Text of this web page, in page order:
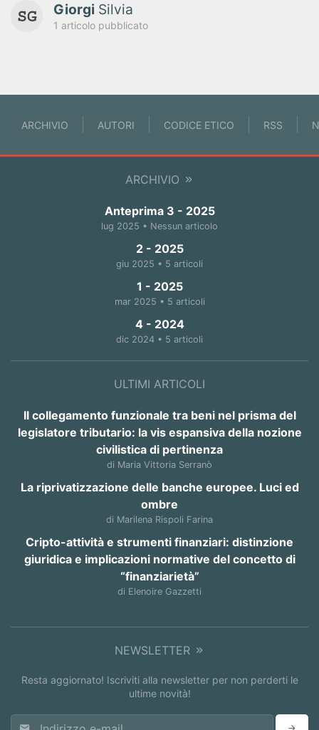
Giorgi Silvia
1 articolo pubblicato
ARCHIVIO AUTORI CODICE ETICO RSS
ARCHIVIO
Anteprima 3 - 2025
lug 2025 • Nessun articolo
2 - 2025
giu 2025 • 5 articoli
1 - 2025
mar 2025 • 5 articoli
4 - 2024
dic 2024 • 5 articoli
ULTIMI ARTICOLI
Il collegamento funzionale tra beni nel prisma del
legislatore tributario: la vis espansiva della nozione
civilistica di pertinenza
di Maria Vittoria Serranò
La riprivatizzazione delle banche europee. Luci ed
ombre
di Marilena Rispoli Farina
Cripto-attività e strumenti finanziari: distinzione
giuridica e implicazioni normative del concetto di
“finanziarietà”
di Elenoire Gazzetti
NEWSLETTER
Resta aggiornato! Iscriviti alla newsletter per non perderti le
ultime novità!